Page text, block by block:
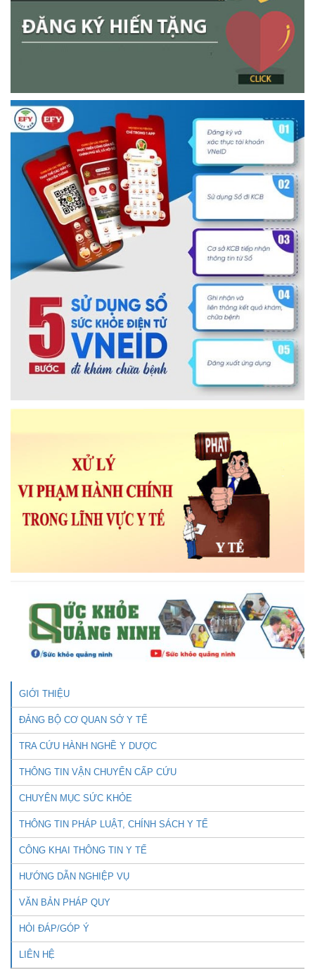
GIỚI THIỆU
ĐẢNG BỘ CƠ QUAN SỞ Y TẾ
TRA CỨU HÀNH NGHỀ Y DƯỢC
THÔNG TIN VẬN CHUYỂN CẤP CỨU
CHUYÊN MỤC SỨC KHỎE
THÔNG TIN PHÁP LUẬT, CHÍNH SÁCH Y TẾ
CÔNG KHAI THÔNG TIN Y TẾ
HƯỚNG DẪN NGHIỆP VỤ
VĂN BẢN PHÁP QUY
HỎI ĐÁP/GÓP Ý
LIÊN HỆ